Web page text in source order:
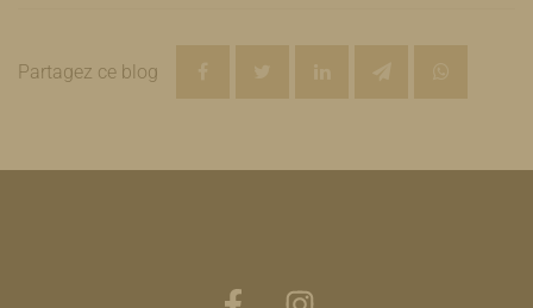
Partagez ce blog